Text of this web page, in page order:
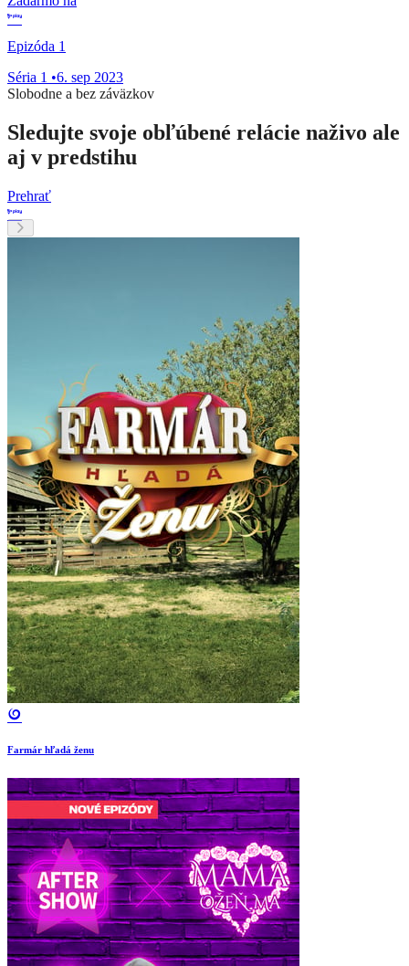
Epizóda 1
Séria 1 •6. sep 2023
Slobodne a bez záväzkov
Sledujte svoje obľúbené relácie naživo ale
aj v predstihu
Prehrať
Farmár hľadá ženu